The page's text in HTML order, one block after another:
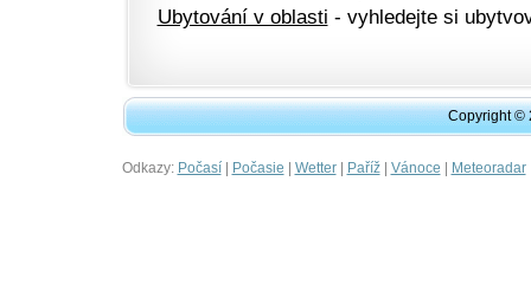
Ubytování v oblasti - vyhledejte si
Copyright ©
Odkazy: Počasí| Počasie | Wetter| Paříž| Vánoce | Meteoradar